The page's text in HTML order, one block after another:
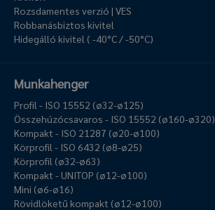
Rozsdamentes verzió | VES
Robbanásbiztos kivitel
Hidegálló kivitel ( -40°C / -50°C)
Munkahenger
Profil - ISO 15552 (ø32-ø125)
Összehúzócsavaros - ISO 15552 (ø160-ø320)
Kompakt - ISO 21287 (ø20-ø100)
Körprofil - ISO 6432 (ø8-ø25)
Körprofil (ø32-ø63)
Kompakt - UNITOP (ø12-ø100)
Mini (ø6-ø16)
Rövidlöketű kompakt (ø12-ø100)